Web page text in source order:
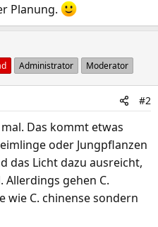
Planung.
Administrator Moderator
#2
Das kommt etwas
oder Jungpflanzen
das Licht dazu ausreicht,
Allerdings gehen C.
wie C. chinense sondern